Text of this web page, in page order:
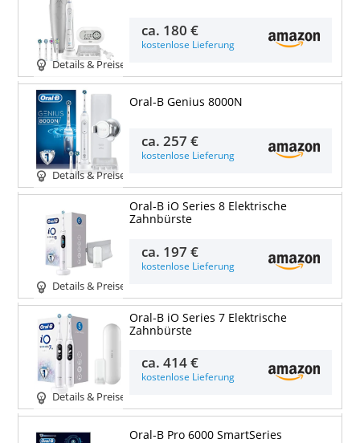
Details & Preise
ca. 180 €
kostenlose Lieferung
Details & Preise
Oral-B Genius 8000N
ca.257 €
kostenlose Lieferung
Details & Preise
Oral-B iO Series 8 Elektrische
Zahnbürste
ca. 197 €
kostenlose Lieferung
Details & Preise
Oral-B iO Series 7 Elektrische
Zahnbürste
ca.414 €
kostenlose Lieferung
Oral-B Pro 6000 SmartSeries